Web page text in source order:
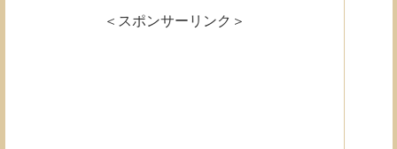
＜スポンサーリンク＞